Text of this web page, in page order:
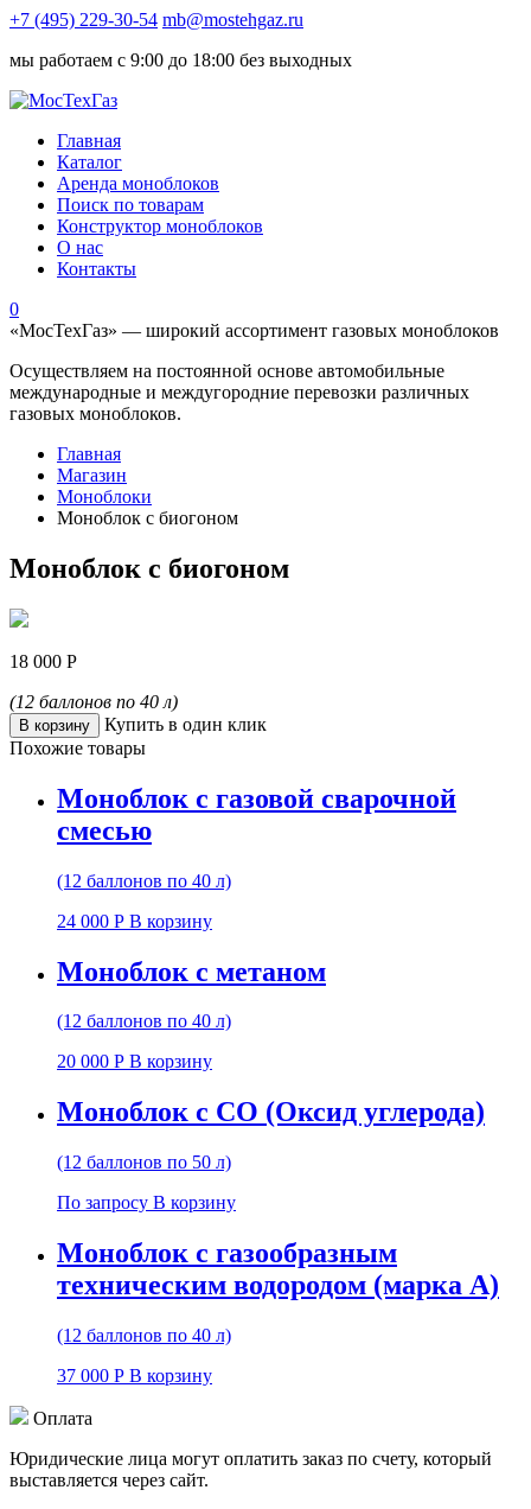
+7 (495) 229-30-54 mb@mostehgaz.ru
мы работаем с 9:00 до 18:00 без выходных
Главная
Каталог
Аренда моноблоков
Поиск по товарам
Конструктор моноблоков
О нас
Контакты
0
«МосТехГаз» — широкий ассортимент газовых моноблоков
Осуществляем на постоянной основе автомобильные
международные и междугородние перевозки различных
газовых моноблоков.
Главная
Магазин
Моноблоки
Моноблок с биогоном
Моноблок с биогоном
18 000 Р
(12 баллонов по 40 л)
В корзину
Купить в один клик
Похожие товары
Моноблок с газовой сварочной
смесью
(12 баллонов по 40 л)
24 000 Р В корзину
Моноблок с метаном
(12 баллонов по 40 л)
20 000 Р В корзину
Моноблок с CO (Оксид углерода)
(12 баллонов по 50 л)
По запросу В корзину
Моноблок с газообразным
техническим водородом (марка А)
(12 баллонов по 40 л)
37 000 Р В корзину
Оплата
Юридические лица могут оплатить заказ по счету, который
выставляется через сайт.